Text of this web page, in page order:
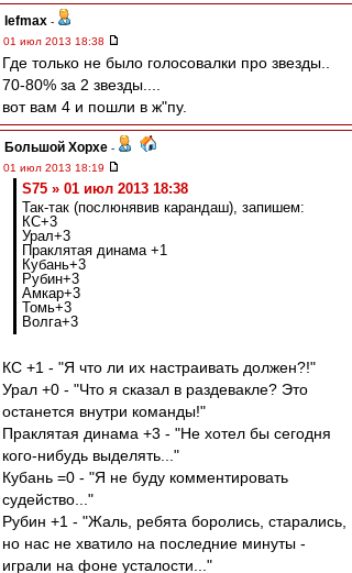
lefmax -
01 июл 2013 18:38
Где только не было голосовалки про звезды..
70-80% за 2 звезды....
вот вам 4 и пошли в ж"пу.
Большой Хорхе -
01 июл 2013 18:19
S75 » 01 июл 2013 18:38
Так-так (послюнявив карандаш), запишем:
КС+3
Урал+3
Праклятая динама +1
Кубань+3
Рубин+3
Амкар+3
Томь+3
Волга+3
КС +1 - "Я что ли их настраивать должен?!"
Урал +0 - "Что я сказал в раздевакле? Это
останется внутри команды!"
Праклятая динама +3 - "Не хотел бы сегодня
кого-нибудь выделять..."
Кубань =0 - "Я не буду комментировать
судейство..."
Рубин +1 - "Жаль, ребята боролись, старались,
но нас не хватило на последние минуты -
играли на фоне усталости..."